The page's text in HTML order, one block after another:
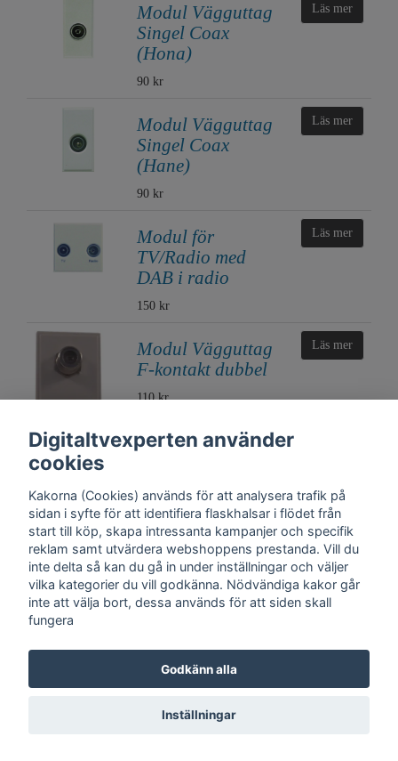
Modul Vägguttag
Singel Coax
(Hona)
90 kr
Läs mer
Modul Vägguttag
Singel Coax
(Hane)
90 kr
Läs mer
Modul för
TV/Radio med
DAB i radio
150 kr
Läs mer
Modul Vägguttag
F-kontakt dubbel
110 kr
Läs mer
Kontakt Trygghet Cookies Support Köpinfo Om oss English
Köpvillkor, Digitaltvexperten.se
Digitaltvexperten använder
cookies
Kakorna (Cookies) används för att analysera trafik på
sidan i syfte för att identifiera flaskhalsar i flödet från
start till köp, skapa intressanta kampanjer och specifik
reklam samt utvärdera webshoppens prestanda. Vill du
inte delta så kan du gå in under inställningar och väljer
vilka kategorier du vill godkänna. Nödvändiga kakor går
inte att välja bort, dessa används för att siden skall
fungera
Godkänn alla
Inställningar